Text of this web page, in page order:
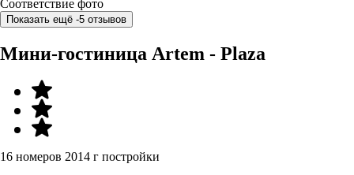
Соответствие фото
Показать ещё -5 отзывов
Мини-гостиница Artem - Plaza
16 номеров 2014 г постройки